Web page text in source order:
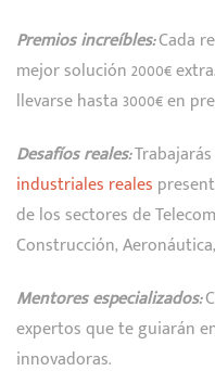
Premios increíbles:Cada
mejor solución 2000€
llevarse hasta 3000€ en
Desafíos reales:
industriales reales
de los sectores de
Construcción,
Mentores especializados:
expertos que te guiarán
innovadoras.